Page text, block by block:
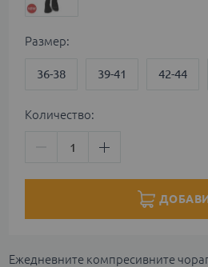
Размер
36-38 39-41 42-44
Количество:
Ежедневните компресивните